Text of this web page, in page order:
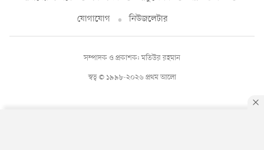
যোগাযোগ
নিউজলেটার
স্বত্ব © ১৯৯৮-২০২৬ প্রথম আলো
সম্পাদক ও প্রকাশক: মতিউর রহমান